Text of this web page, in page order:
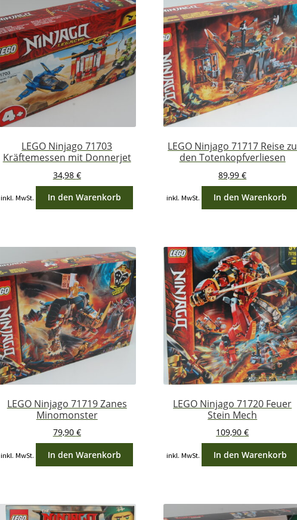
LEGO Ninjago 71703
Kräftemessen mit Donnerjet
34,98 €
inkl. MwSt. In den Warenkorb
LEGO Ninjago 71717 Reise zu
den Totenkopfverliesen
89,99€
inkl. MwSt. In den Warenkorb
LEGO Ninjago 71719 Zanes
Minomonster
79,90 €
inkl. MwSt. In den Warenkorb
LEGO Ninjago 71720 Feuer
Stein Mech
109,90€
inkl. MwSt. In den Warenkorb